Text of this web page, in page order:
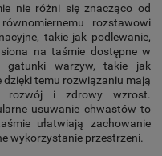
nie różni się znacząco od
rozstawowi
takie jak podlewanie,
na taśmie dostępne w
gatunki warzyw, takie jak
dzięki temu rozwiązaniu mają
rozwój i zdrowy wzrost.
usuwanie chwastów to
ułatwiają zachowanie
wykorzystanie przestrzeni.